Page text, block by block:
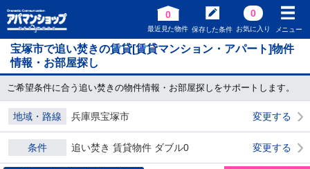
0
最近見た物件 保存した条件
0
お気に入り メニュー
宝塚市で追い焚きの賃貸[賃貸マンション・アパート]物件
情報・お部屋探し
ご希望条件に合う追い焚きの物件情報・お部屋探しをサポートします。
地域・路線 兵庫県宝塚市 変更する
条件 追い焚き 賃貸物件 ダブル0 変更する